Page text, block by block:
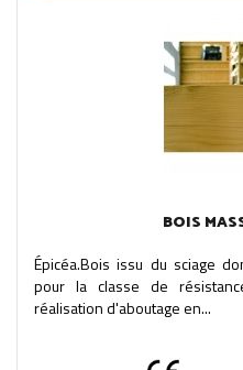
BOIS
Épicéa.Bois issu du sciage
pour la classe de
réalisation d'aboutage en...